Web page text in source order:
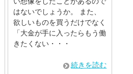
はないでしょうか。 また、
欲しいものを買うだけでなく
「大金が手に入ったらもう働
きたくない・・・
続きを読む